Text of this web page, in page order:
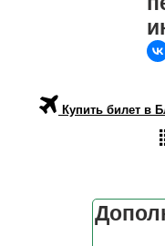
Купить билет в